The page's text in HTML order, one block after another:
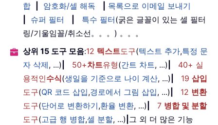
합
암호화/셀 해독
목록으로 이메일 보내기
슈퍼 필터 특수 필터(굵은 글꼴이 있는 셀 필터
링/기울임꼴/취소선。。。) 。。。
상위 15 도구 모음:12 텍스트도구(텍스트 추가,특정 문
자 삭제, ...) 50+차트유형(간트 차트, ...)
40+ 실
용적인수식(생일을 기준으로 나이 계산, ...) 19 삽입
도구(QR 코드 삽입,경로에서 그림 삽입, ...) 12 변환
도구(단어로 변환하기,환율 변환, ...) 7 병합 및 분할
도구(고급 행 병합,셀 분할, ...) 그 외 더 많은 기능